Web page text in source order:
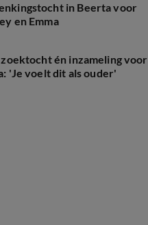
in Beerta voor
en Emma
én inzameling voor
'Je voelt dit als ouder'